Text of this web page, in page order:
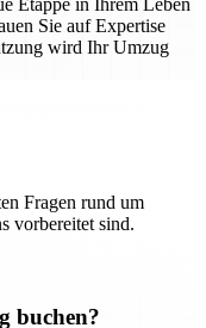
Etappe in Ihrem Leben
Sie auf Expertise
wird Ihr Umzug
Fragen rund um
vorbereitet sind.
buchen?